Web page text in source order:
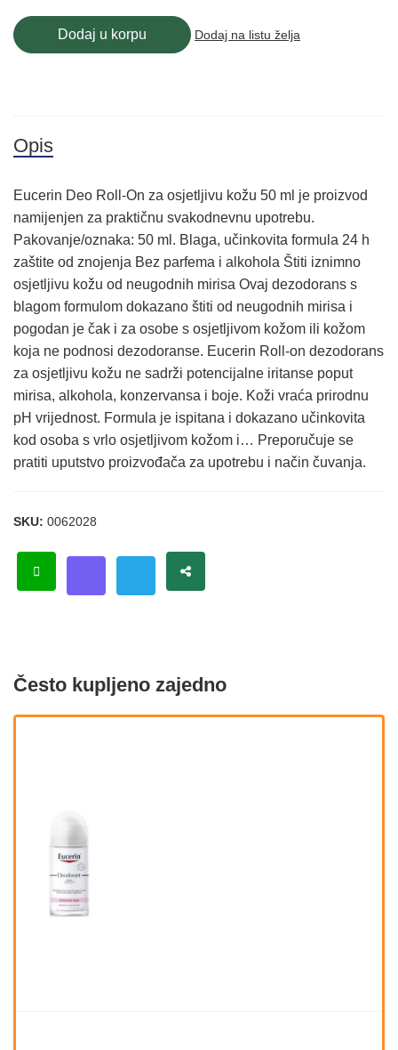
Dodaj u korpu Dodaj na listu želja
Opis
Eucerin Deo Roll-On za osjetljivu kožu 50 ml je proizvod
namijenjen za praktičnu svakodnevnu upotrebu.
Pakovanje/oznaka: 50 ml. Blaga, učinkovita formula 24 h
zaštite od znojenja Bez parfema i alkohola Štiti iznimno
osjetljivu kožu od neugodnih mirisa Ovaj dezodorans s
blagom formulom dokazano štiti od neugodnih mirisa i
pogodan je čak i za osobe s osjetljivom kožom ili kožom
koja ne podnosi dezodoranse. Eucerin Roll-on dezodorans
za osjetljivu kožu ne sadrži potencijalne iritanse poput
mirisa, alkohola, konzervansa i boje. Koži vraća prirodnu
pH vrijednost. Formula je ispitana i dokazano učinkovita
kod osoba s vrlo osjetljivom kožom i… Preporučuje se
pratiti uputstvo proizvođača za upotrebu i način čuvanja.
SKU: 0062028
Često kupljeno zajedno